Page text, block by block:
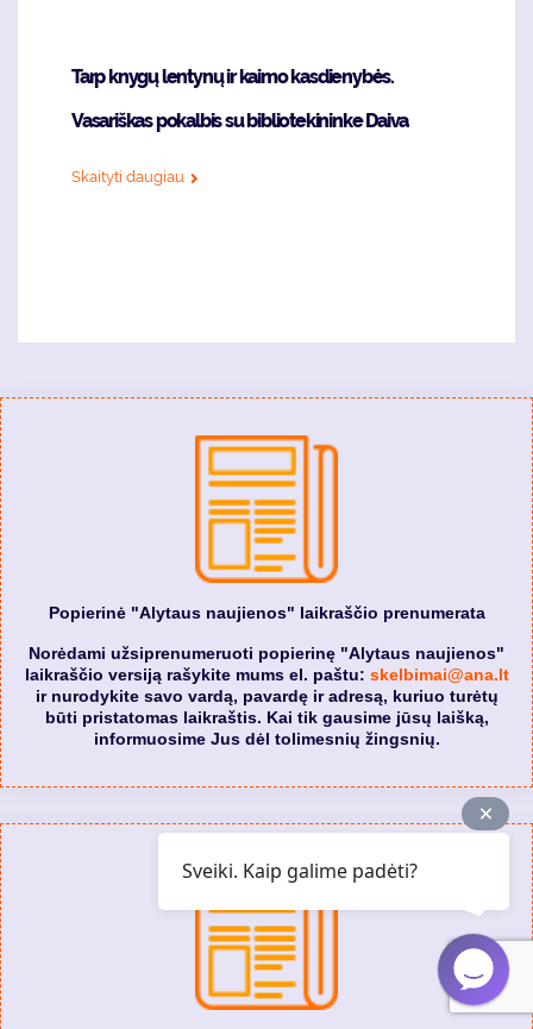
Tarp knygų lentynų ir kaimo kasdienybės.
Vasariškas pokalbis su bibliotekininke Daiva
Skaityti daugiau
Popierinė "Alytaus naujienos" laikraščio prenumerata
Norėdami užsiprenumeruoti popierinę "Alytaus naujienos"
laikraščio versiją rašykite mums el. paštu: skelbimai@ana.lt
ir nurodykite savo vardą, pavardę ir adresą, kuriuo turėtų
būti pristatomas laikraštis. Kai tik gausime jūsų laišką,
informuosime Jus dėl tolimesnių žingsnių.
Sveiki. Kaip galime padėti?